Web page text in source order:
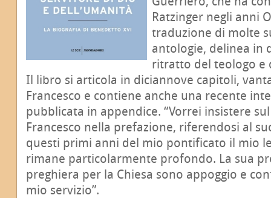
Ratzinger negli anni
traduzione di molte
antologie, delinea in
ritratto del teologo e
Il libro si articola in diciannove capitoli,
Francesco e contiene anche una recente
pubblicata in appendice. “Vorrei insistere
Francesco nella prefazione, riferendosi al
questi primi anni del mio pontificato il mio
rimane particolarmente profondo. La sua
preghiera per la Chiesa sono appoggio e
mio servizio”.